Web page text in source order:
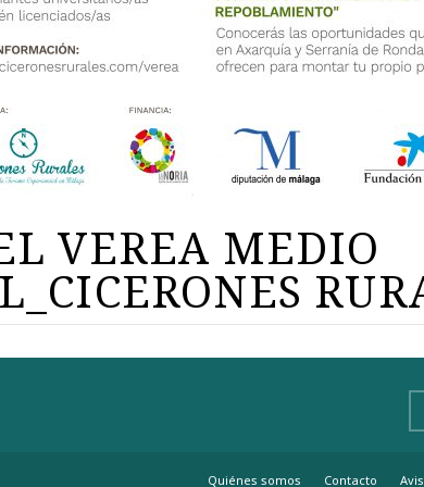
VEREA MEDIO
Quiénes somos Contacto